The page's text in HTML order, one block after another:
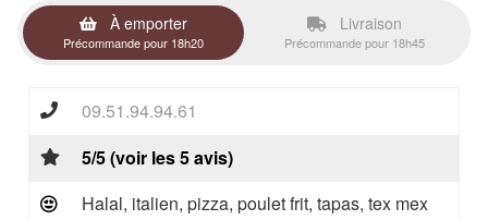
À emporter
Précommande pour 18h20
Livraison
Précommande pour 18h45
09.51.94.94.61
5/5 (voir les 5 avis)
Halal, italien, pizza, poulet frit, tapas, tex mex